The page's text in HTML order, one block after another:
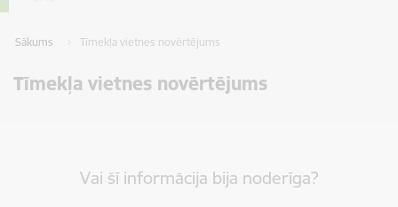
Sākums Tīmekļa vietnes novērtējums
Tīmekļa vietnes novērtējums
Vai šī informācija bija noderīga?